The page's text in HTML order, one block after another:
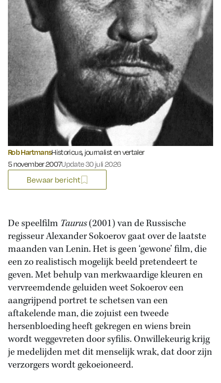
Rob HartmansHistoricus, journalist en vertaler
Gepubliceerd op:
5 november 2007Update 30 juli 2026
Bewaar bericht
De speelfilm Taurus(2001) van de Russische
regisseur Alexander Sokoerov gaat over de laatste
maanden van Lenin. Het is geen ‘gewone’ film, die
een zo realistisch mogelijk beeld pretendeert te
geven. Met behulp van merkwaardige kleuren en
vervreemdende geluiden weet Sokoerov een
aangrijpend portret te schetsen van een
aftakelende man, die zojuist een tweede
hersenbloeding heeft gekregen en wiens brein
wordt weggevreten door syfilis. Onwillekeurig krijg
je medelijden met dit menselijk wrak, dat door zijn
verzorgers wordt gekoeioneerd.